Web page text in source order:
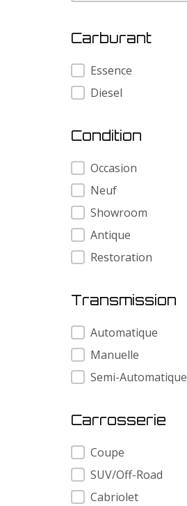
Carburant
Carburant
Essence
Diesel
Condition
Condition
Occasion
Neuf
Showroom
Antique
Restoration
Transmission
Transmission
Automatique
Manuelle
Semi-Automatique
Carrosserie
Carrosserie
Coupe
SUV/Off-Road
Cabriolet